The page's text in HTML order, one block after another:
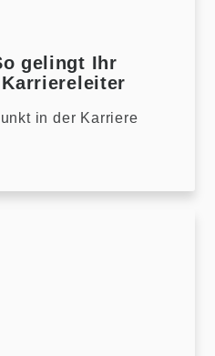
gelingt Ihr
in der Karriere